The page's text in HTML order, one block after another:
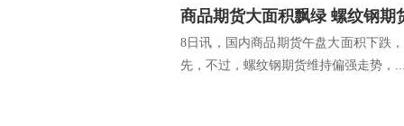
商品期货大面积飘绿 螺纹钢期
8日讯，国内商品期货午盘大面积下跌
先，不过，螺纹钢期货维持偏强走势，